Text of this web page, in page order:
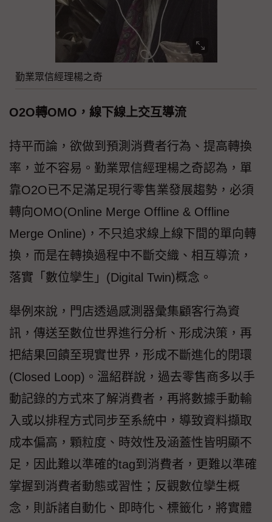
勤業眾信經理楊之奇
O2O轉OMO，線下線上交互導流
持平而論，欲做到預測消費者行為、提高轉換
率，並不容易。勤業眾信經理楊之奇認為，單
靠O2O已不足滿足現行零售業發展趨勢，必須
轉向OMO(Online Merge Offline & Offline
Merge Online)，不只追求線上線下間的單向轉
換，而是在轉換過程中不斷交織、相互導流，
落實「數位孿生」(Digital Twin)概念。
舉例來說，門店透過感測器彙集顧客行為資
訊，傳送至數位世界進行分析、形成決策，再
把結果回饋至現實世界，形成不斷進化的閉環
(Closed Loop)。溫紹群說，過去零售商多以手
動記錄的方式來了解消費者，再將數據手動輸
入或以排程方式同步至系統中，導致資料擷取
成本偏高，顆粒度、時效性及涵蓋性皆明顯不
足，因此難以準確的tag到消費者，更難以準確
掌握到消費者動態或習性；反觀數位孿生概
念，則訴諸自動化、即時化、標籤化，將實體